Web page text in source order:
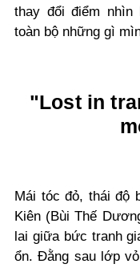
thay đổi điểm
toàn bộ những gì
"Lost in
Mái tóc đỏ, thái độ
Kiên (Bùi Thế
lai giữa bức tranh
ổn. Đằng sau lớp